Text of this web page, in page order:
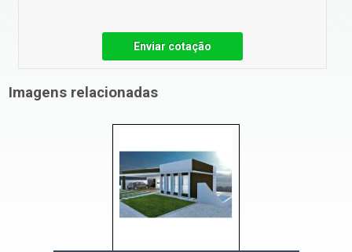
Enviar cotação
Imagens relacionadas